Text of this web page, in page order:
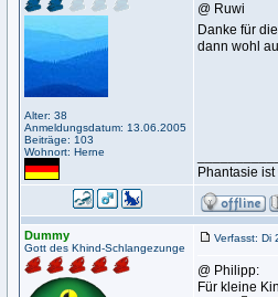
Alter: 38
Anmeldungsdatum: 13.06.2005
Beiträge: 103
Wohnort: Herne
@ Ruwi
Danke für
dann wohl
Phantasie
Dummy
Gott des Khind-Schlangezunge
Verfasst: Di
@ Philipp:
Für kleine